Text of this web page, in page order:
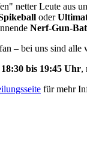
netter Leute aus
oder
Nerf-Gun-
– bei uns sind
bis 19:45 Uhr,
für mehr